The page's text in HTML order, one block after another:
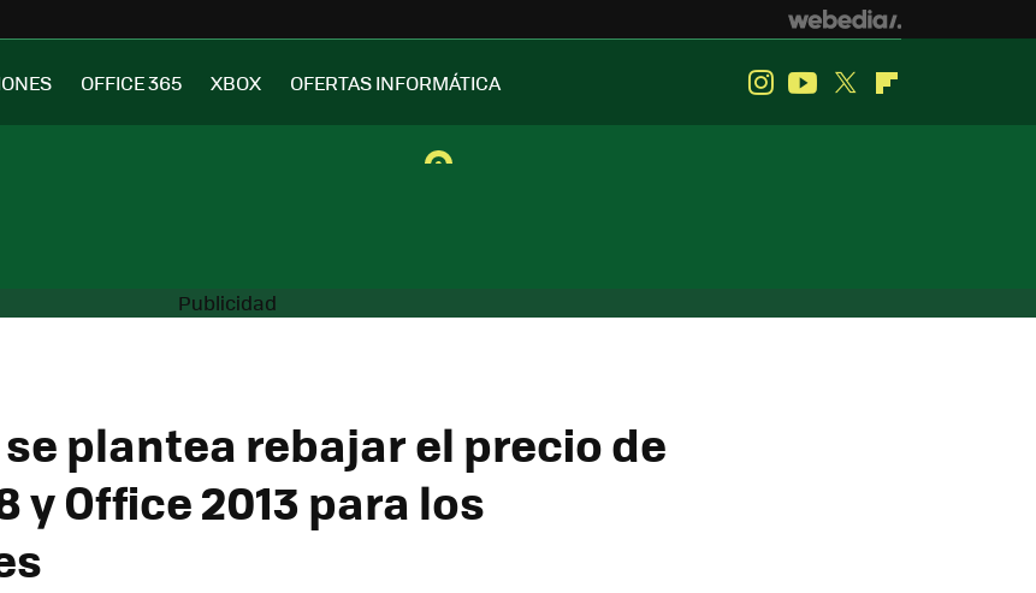
OFFICE 365 XBOX OFERTAS INFORMÁTICA InstagramYoutube
Twitter
plantea rebajar el precio de
y Office 2013 para los